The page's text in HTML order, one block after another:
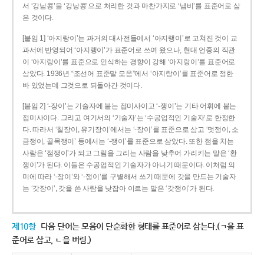
서 ‘강남콩’을 ‘강낭콩’으로 처리한 것과 마찬가지로 ‘냄비’를 표준어로 삼
은 것이다.
[붙임 1] ‘아지랑이’는 과거의 대사전들에서 ‘아지랭이’로 고쳐진 것이 교
과서에 반영되어 ‘아지랭이’가 표준어로 쓰여 왔으나, 현대 언중의 직관
이 ‘아지랑이’를 표준으로 인식하는 경향이 강해 ‘아지랑이’를 표준어로
삼았다. 1936년 “조선어 표준말 모음”에서 ‘아지랑이’를 표준어로 정한
바 있었는데 그것으로 되돌아간 것이다.
[붙임 2] ‘-장이’는 기술자에 붙는 접미사이고 ‘-쟁이’는 기타 어휘에 붙는
접미사이다. 그리고 여기서의 ‘기술자’는 ‘수공업적인 기술자’로 한정한
다. 따라서 ‘칠장이, 유기장이’에서는 ‘-장이’를 표준으로 삼고 ‘멋쟁이, 소
금쟁이, 골목쟁이’ 등에서는 ‘-쟁이’를 표준으로 삼았다. 또한 점을 치는
사람은 ‘점쟁이’가 되고 그림을 그리는 사람을 낮추어 가리키는 말은 ‘환
쟁이’가 된다. 이들은 수공업적인 기술자가 아니기 때문이다. 이처럼 의
미에 따라 ‘-장이’와 ‘-쟁이’를 구별해서 쓰기 때문에 갓을 만드는 기술자
는 ‘갓장이’, 갓을 쓴 사람을 낮잡아 이르는 말은 ‘갓쟁이’가 된다.
제10항 다음 단어는 모음이 단순화한 형태를 표준어로 삼는다.(ㄱ을 표
준어로 삼고, ㄴ을 버림.)